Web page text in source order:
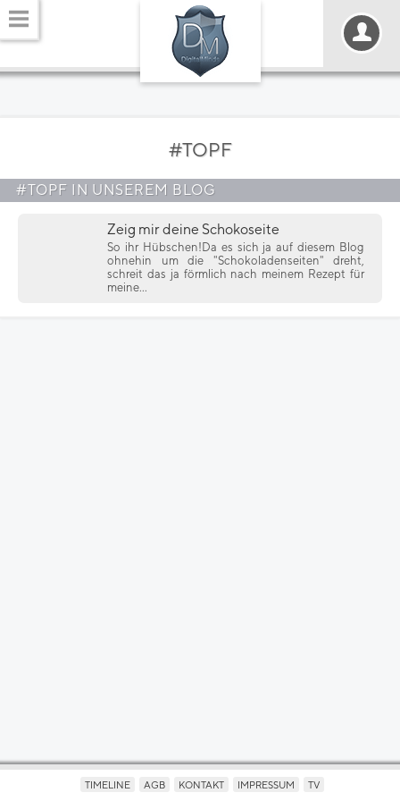
#TOPF
#TOPF IN UNSEREM BLOG
Zeig mir deine Schokoseite
So ihr Hübschen!Da es sich ja auf diesem Blog
ohnehin um die "Schokoladenseiten" dreht,
schreit das ja förmlich nach meinem Rezept für
meine...
TIMELINE AGB KONTAKT IMPRESSUM TV